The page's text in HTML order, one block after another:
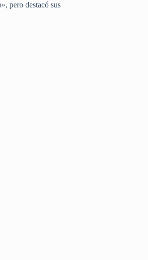
pero destacó sus